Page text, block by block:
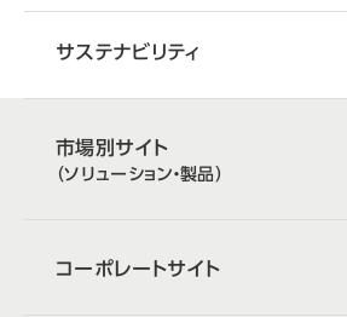
サステナビリティ
市場別サイト
（ソリューション・製品）
コーポレートサイト